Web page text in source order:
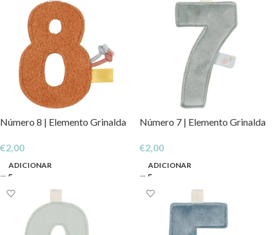
Número 8 | Elemento Grinalda
€2,00
ADICIONAR
Número 7 | Elemento Grinalda
€2,00
ADICIONAR